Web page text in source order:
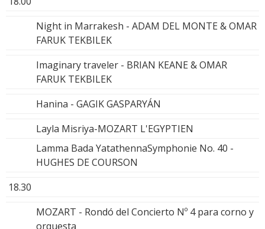
Night in Marrakesh - ADAM DEL MONTE & OMAR
FARUK TEKBILEK
Imaginary traveler - BRIAN KEANE & OMAR
FARUK TEKBILEK
Hanina - GAGIK GASPARYÁN
Layla Misriya-MOZART L'EGYPTIEN
Lamma Bada YatathennaSymphonie No. 40 -
HUGHES DE COURSON
18.30
MOZART - Rondó del Concierto Nº 4 para corno y
orquesta